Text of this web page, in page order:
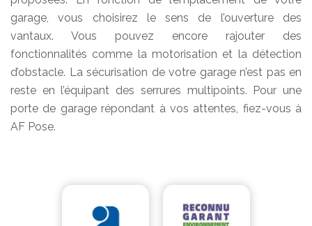
garage, vous choisirez le sens de l’ouverture des
vantaux. Vous pouvez encore rajouter des
fonctionnalités comme la motorisation et la détection
d’obstacle. La sécurisation de votre garage n’est pas en
reste en l’équipant des serrures multipoints. Pour une
porte de garage répondant à vos attentes, fiez-vous à
AF Pose.